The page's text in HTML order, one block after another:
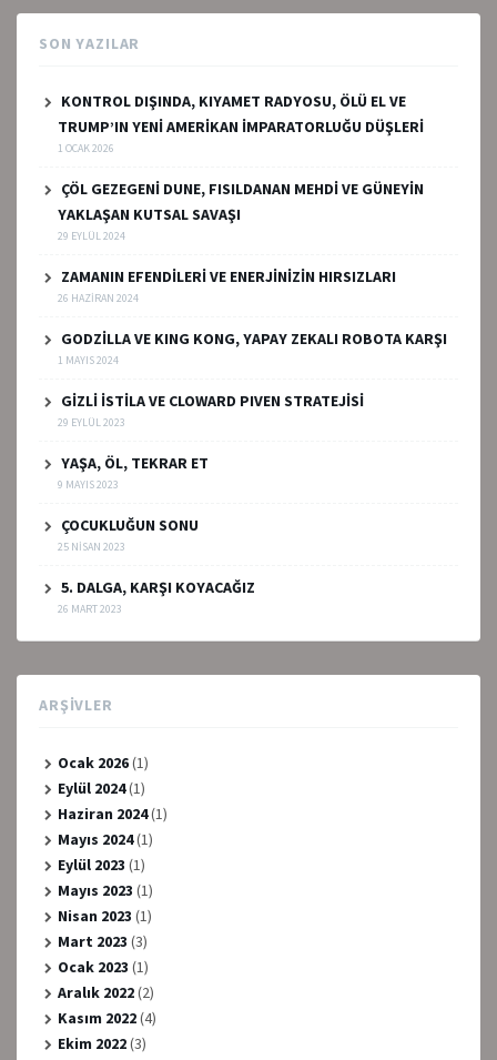
SON YAZILAR
KONTROL DIŞINDA, KIYAMET RADYOSU, ÖLÜ EL VE
TRUMP’IN YENİ AMERİKAN İMPARATORLUĞU DÜŞLERİ
1 OCAK 2026
ÇÖL GEZEGENİ DUNE, FISILDANAN MEHDİ VE GÜNEYİN
YAKLAŞAN KUTSAL SAVAŞI
29 EYLÜL 2024
ZAMANIN EFENDİLERİ VE ENERJİNİZİN HIRSIZLARI
26 HAZIRAN 2024
GODZİLLA VE KING KONG, YAPAY ZEKALI ROBOTA KARŞI
1 MAYIS 2024
GİZLİ İSTİLA VE CLOWARD PIVEN STRATEJİSİ
29 EYLÜL 2023
YAŞA, ÖL, TEKRAR ET
9 MAYIS 2023
ÇOCUKLUĞUN SONU
25 NISAN 2023
5. DALGA, KARŞI KOYACAĞIZ
26 MART 2023
ARŞIVLER
Ocak 2026(1)
Eylül 2024(1)
Haziran 2024(1)
Mayıs 2024(1)
Eylül 2023 (1)
Mayıs 2023 (1)
Nisan 2023 (1)
Mart 2023 (3)
Ocak 2023 (1)
Aralık 2022(2)
Kasım 2022(4)
Ekim 2022(3)